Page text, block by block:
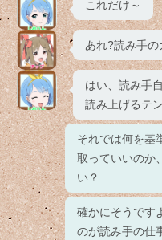
これだけ～
あれ?読み手の
はい、読み手
読み上げるテ
それでは何を基
取っていいのか
い？
確かにそうです
のが読み手の仕